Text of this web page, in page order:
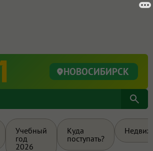
НОВОСИБИРСК
Учебный
год
2026
Куда
поступать?